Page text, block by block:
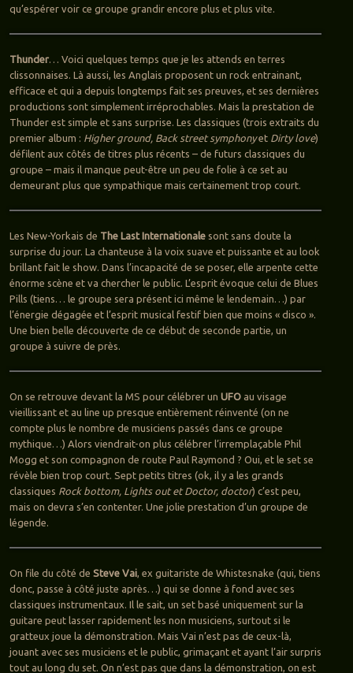
qu’espérer voir ce groupe grandir encore plus et plus vite.
Thunder… Voici quelques temps que je les attends en terres
clissonnaises. Là aussi, les Anglais proposent un rock entrainant,
efficace et qui a depuis longtemps fait ses preuves, et ses dernières
productions sont simplement irréprochables. Mais la prestation de
Thunder est simple et sans surprise. Les classiques (trois extraits du
premier album : Higher ground, Back street symphonyetDirty love)
défilent aux côtés de titres plus récents – de futurs classiques du
groupe – mais il manque peut-être un peu de folie à ce set au
demeurant plus que sympathique mais certainement trop court.
Les New-Yorkais de The Last Internationalesont sans doute la
surprise du jour. La chanteuse à la voix suave et puissante et au look
brillant fait le show. Dans l’incapacité de se poser, elle arpente cette
énorme scène et va chercher le public. L’esprit évoque celui de Blues
Pills (tiens… le groupe sera présent ici même le lendemain…) par
l’énergie dégagée et l’esprit musical festif bien que moins « disco ».
Une bien belle découverte de ce début de seconde partie, un
groupe à suivre de près.
On se retrouve devant la MS pour célébrer un UFOau visage
vieillissant et au line up presque entièrement réinventé (on ne
compte plus le nombre de musiciens passés dans ce groupe
mythique…) Alors viendrait-on plus célébrer l’irremplaçable Phil
Mogg et son compagnon de route Paul Raymond ? Oui, et le set se
révèle bien trop court. Sept petits titres (ok, il y a les grands
classiques Rock bottom, Lights out et Doctor, doctor) c’est peu,
mais on devra s’en contenter. Une jolie prestation d’un groupe de
légende.
On file du côté de Steve Vai, ex guitariste de Whistesnake (qui, tiens
donc, passe à côté juste après…) qui se donne à fond avec ses
classiques instrumentaux. Il le sait, un set basé uniquement sur la
guitare peut lasser rapidement les non musiciens, surtout si le
gratteux joue la démonstration. Mais Vai n’est pas de ceux-là,
jouant avec ses musiciens et le public, grimaçant et ayant l’air surpris
tout au long du set. On n’est pas que dans la démonstration, on est